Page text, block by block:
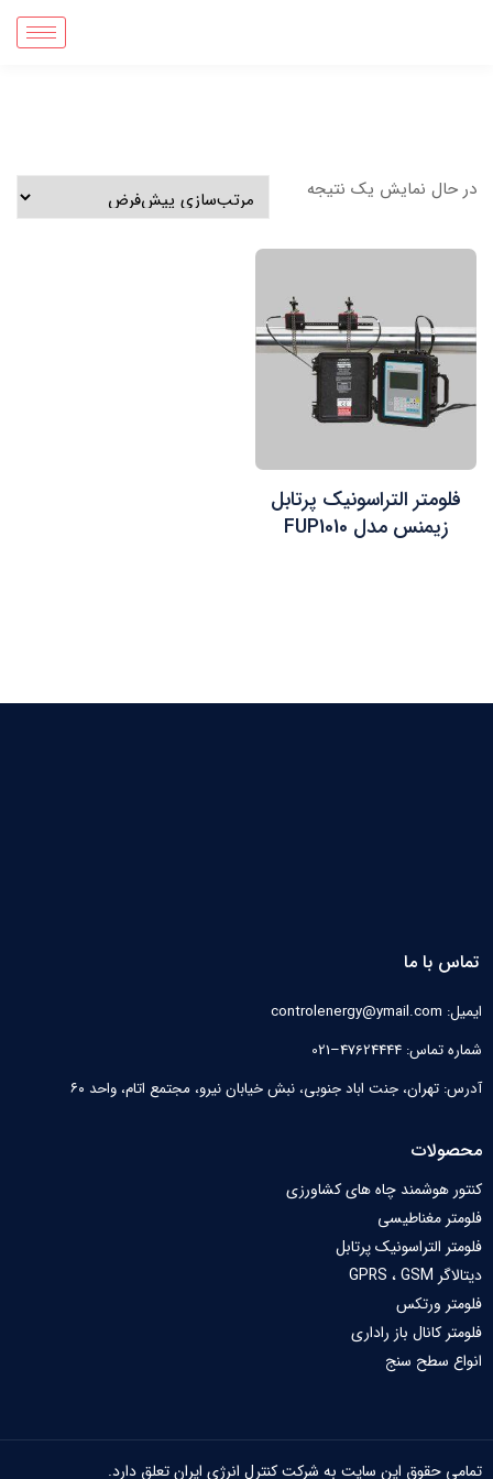
در حال نمایش یک نتیجه
فلومتر التراسونیک پرتابل
زیمنس مدل FUP1010
تماس با ما
ایمیل: controlenergy@ymail.com
شماره تماس: 47624444–021
آدرس: تهران، جنت اباد جنوبی، نبش خیابان نیرو‌، مجتمع اتام، واحد ۶۰
محصولات
کنتور هوشمند چاه های کشاورزی
فلومتر مغناطیسی
فلومتر التراسونیک پرتابل
دیتالاگر GPRS ، GSM
فلومتر ورتکس
فلومتر کانال باز راداری
انواع سطح سنج
تمامی حقوق این سایت به شرکت کنترل انرژی ایران تعلق دارد.